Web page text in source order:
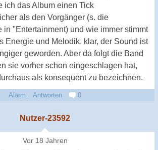
ich das Album einen Tick
als den Vorgänger (s. die
in "Entertainment) und wie immer stimmt
Energie und Melodik. klar, der Sound ist
geworden. Aber da folgt die Band
sie vorher schon eingeschlagen hat,
als konsequent zu bezeichnen.
Alarm Antworten 0
Nutzer-23592
Vor 18 Jahren